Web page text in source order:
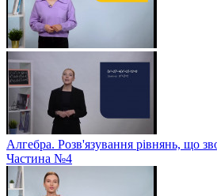
Алгебра. Розв'язування рівнянь, що
Частина №4